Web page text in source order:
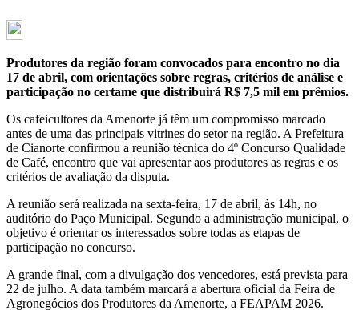
Produtores da região foram convocados para encontro no dia
17 de abril, com orientações sobre regras, critérios de análise e
participação no certame que distribuirá R$ 7,5 mil em prêmios.
Os cafeicultores da Amenorte já têm um compromisso marcado
antes de uma das principais vitrines do setor na região. A Prefeitura
de Cianorte confirmou a reunião técnica do 4º Concurso Qualidade
de Café, encontro que vai apresentar aos produtores as regras e os
critérios de avaliação da disputa.
A reunião será realizada na sexta-feira, 17 de abril, às 14h, no
auditório do Paço Municipal. Segundo a administração municipal, o
objetivo é orientar os interessados sobre todas as etapas de
participação no concurso.
A grande final, com a divulgação dos vencedores, está prevista para
22 de julho. A data também marcará a abertura oficial da Feira de
Agronegócios dos Produtores da Amenorte, a FEAPAM 2026.